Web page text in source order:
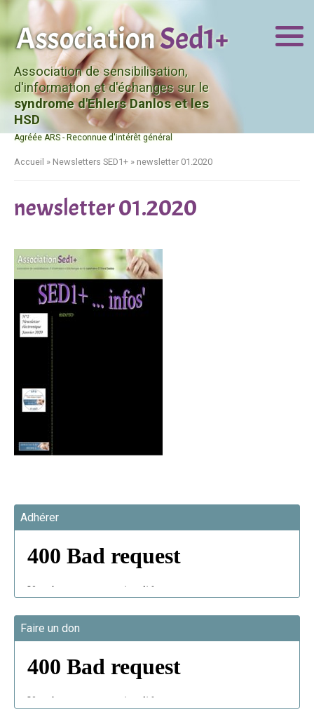
Association de sensibilisation,
d'information et d'échanges sur le
syndrome d'Ehlers Danlos et les
HSD
Agréée ARS - Reconnue d'intérêt général
Accueil » Newsletters SED1+ » newsletter 01.2020
newsletter 01.2020
Adhérer
Faire un don